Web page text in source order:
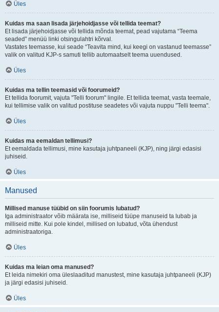
Üles
Kuidas ma saan lisada järjehoidjasse või tellida teemat?
Et lisada järjehoidjasse või tellida mõnda teemat, pead vajutama “Teema
seaded” menüü linki otsingulahtri kõrval.
Vastates teemasse, kui seade “Teavita mind, kui keegi on vastanud teemasse”
valik on valitud KJP-s samuti tellib automaatselt teema uuendused.
Üles
Kuidas ma tellin teemasid või foorumeid?
Et tellida foorumit, vajuta "Telli foorum" lingile. Et tellida teemat, vasta teemale,
kui tellimise valik on valitud postituse seadetes või vajuta nuppu "Telli teema".
Üles
Kuidas ma eemaldan tellimusi?
Et eemaldada tellimusi, mine kasutaja juhtpaneeli (KJP), ning järgi edasisi
juhiseid.
Üles
Manused
Millised manuse tüübid on siin foorumis lubatud?
Iga administraator võib määrata ise, milliseid tüüpe manuseid ta lubab ja
milliseid mitte. Kui pole kindel, millised on lubatud, võta ühendust
administraatoriga.
Üles
Kuidas ma leian oma manused?
Et leida nimekiri oma üleslaaditud manustest, mine kasutaja juhtpaneeli (KJP)
ja järgi edasisi juhiseid.
Üles